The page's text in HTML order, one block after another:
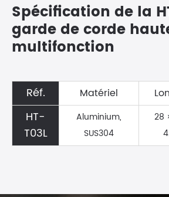
Spécification de la
garde de corde
multifonction
Réf. Matériel
HT-
T03L
Aluminium,
SUS304
28